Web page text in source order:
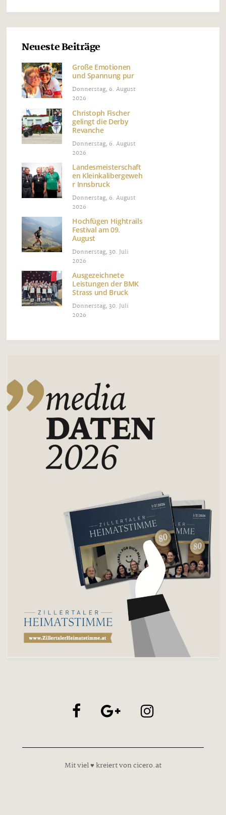
Neueste Beiträge
Große Emotionen
und Spannung pur
Donnerstag, 6. August
2026
Christoph Fischer
gelingt die Derby
Revanche
Donnerstag, 6. August
2026
Landesmeisterschaft
en Kleinkalibergeweh
r Innsbruck
Donnerstag, 6. August
2026
Hochfügen Hightrails
Festival am 09.
August
Donnerstag, 30. Juli
2026
Ausgezeichnete
Leistungen der BMK
Strass und Bruck
Donnerstag, 30. Juli
2026
Mit viel ♥ kreiert von cicero.at